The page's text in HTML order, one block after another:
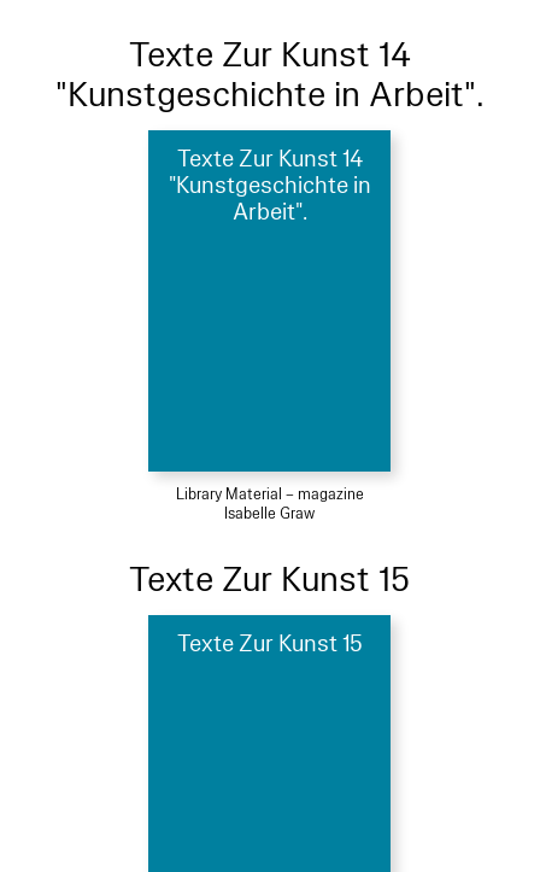
Texte Zur Kunst 14
"Kunstgeschichte in Arbeit".
Texte Zur Kunst 14
"Kunstgeschichte in
Arbeit".
Library Material – magazine
Isabelle Graw
Texte Zur Kunst 15
Texte Zur Kunst 15